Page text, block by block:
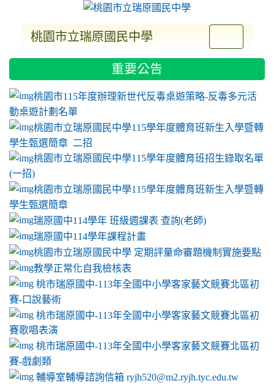
桃園市立瑞原國民中學
重要公告
ink to https://sites.google.com/a/m2.ryjh.tyc.edu.tw/ryjh011/
link to https://sites.google.com/a/m2.ryjh.tyc.edu.tw/ryjh011/
link to https://sites.google.com/a/m2.ryjh.tyc.edu.tw/ryjh011/
link to https://sites.google.com/a/m2.ryjh.tyc.edu.tw/ryjh011/
桃園市115年度辦理新世代反毒桌遊策略-反毒多元活
動桌遊計劃名單
桃園市立瑞原國民中學115學年度體育班新生入學暨轉
學生甄選簡章 二招
桃園市立瑞原國民中學115學年度體育班招生錄取名單
(一招)
桃園市立瑞原國民中學115學年度體育班新生入學暨轉
學生甄選簡章
瑞原國中114學年 班級週課表 查詢(老師)
瑞原國中114學年課程計畫
link to https://sites.google.com/a/m2.ryjh.tyc.edu.tw/ryjh011/
桃園市立瑞原國民中學 定期評量命審題機制實施要點
link to https://sites.google.com/a/m2.ryjh.tyc.edu.tw/
教學正常化自我檢核表
link to mailto:ryjh520@m2.ryjh.tyc.edu.tw
link to mailto:ryjh520@m2.ryjh.tyc.edu.tw
ink to mailto:ryjh520@m2.ryjh.tyc.edu.tw
link to mailto:ryjh520@m2.ryjh.tyc.edu.tw
link to mailto:ryjh520@m2.ryjh.tyc.edu.tw
ink to mailto:ryjh520@m2.ryjh.tyc.edu.tw
ink to mailto:ryjh520@m2.ryjh.tyc.edu.tw
link to https://sites.google.com/a/m2.ryjh.tyc.edu.tw/ryjh011/
ink to mailto:ryjh520@m2.ryjh.tyc.edu.tw
link to https://tyc.entry.edu.tw/NoExamImitate_TL/
桃市瑞原國中-113年全國中小學客家藝文競賽北區初
賽-口說藝術
link to https://tyc.entry.edu.tw/NoExamImitate_TL/
桃市瑞原國中-113年全國中小學客家藝文競賽北區初
賽歌唱表演
link to https://tyc.entry.edu.tw/NoExamImitate_TL/
桃市瑞原國中-113年全國中小學客家藝文競賽北區初
賽-戲劇類
link to https://tyc.entry.edu.tw/NoExamImitate_TL/
輔導室輔導諮詢信箱 ryjh520@m2.ryjh.tyc.edu.tw